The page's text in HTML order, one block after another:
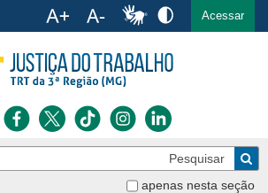
Ir para o menu Ir para a busca Ir para o rodapé
Acessar
apenas nesta seção